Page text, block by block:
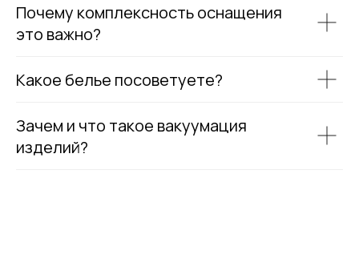
Почему комплексность оснащения
это важно?
Какое белье посоветуете?
Зачем и что такое вакуумация
изделий?